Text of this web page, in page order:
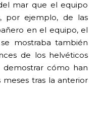
mar que el equipo
por ejemplo, de las
en el equipo, el
mostraba también
de los helvéticos
cómo han
tras la anterior